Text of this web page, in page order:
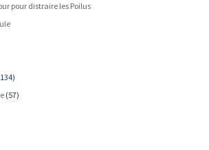
pour distraire les Poilus
(57)